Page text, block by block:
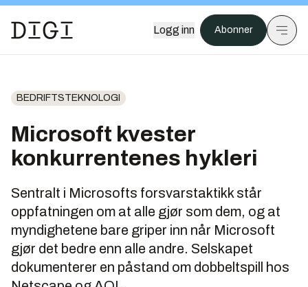
Logg inn Abonner
BEDRIFTSTEKNOLOGI
Microsoft kvester
konkurrentenes hykleri
Sentralt i Microsofts forsvarstaktikk står
oppfatningen om at alle gjør som dem, og at
myndighetene bare griper inn når Microsoft
gjør det bedre enn alle andre. Selskapet
dokumenterer en påstand om dobbeltspill hos